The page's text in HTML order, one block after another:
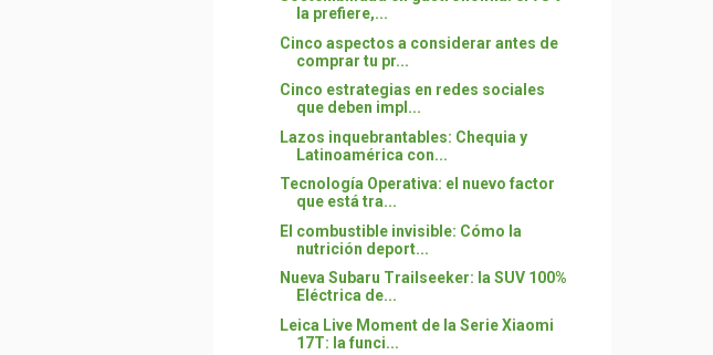
la prefiere,...
Cinco aspectos a considerar antes de
comprar tu pr...
Cinco estrategias en redes sociales
que deben impl...
Lazos inquebrantables: Chequia y
Latinoamérica con...
Tecnología Operativa: el nuevo factor
que está tra...
El combustible invisible: Cómo la
nutrición deport...
Nueva Subaru Trailseeker: la SUV 100%
Eléctrica de...
Leica Live Moment de la Serie Xiaomi
17T: la funci...